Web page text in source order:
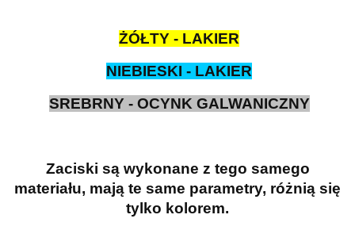
ŻÓŁTY - LAKIER
NIEBIESKI - LAKIER
SREBRNY - OCYNK GALWANICZNY
Zaciski są wykonane z tego samego
materiału, mają te same parametry, różnią się
tylko kolorem.